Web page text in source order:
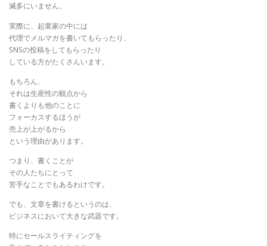
滅多にいません。
実際に、起業家の中には
代理でメルマガを書いてもらったり、
SNSの投稿をしてもらったり
している方がたくさんいます。
もちろん、
それは生産性の観点から
書くよりも他のことに
フォーカスするほうが
売上が上がるから
という理由があります。
つまり、書くことが
その人たちにとって
苦手なことでもあるわけです。
でも、文章を書けるというのは、
ビジネスにおいて大きな武器です。
特にセールスライティングを